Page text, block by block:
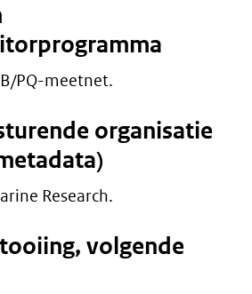
PQ-meetnet.
organisatie
Research.
volgende